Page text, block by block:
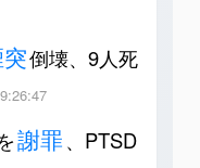
倒壊、9人死
謝罪、PTSD